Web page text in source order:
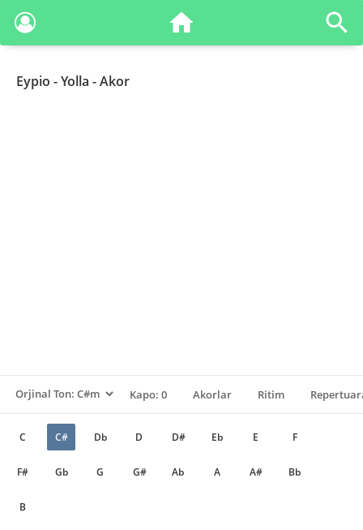
Eypio - Yolla - Akor
Kapo: 0 Akorlar Ritim
C C# Db D D# Eb E F
F# Gb G G# Ab A A# Bb
B